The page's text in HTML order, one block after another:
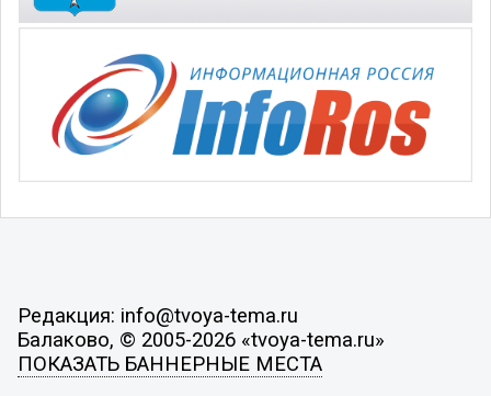
Редакция: info@tvoya-tema.ru
Балаково, © 2005-2026 «tvoya-tema.ru»
ПОКАЗАТЬ БАННЕРНЫЕ МЕСТА